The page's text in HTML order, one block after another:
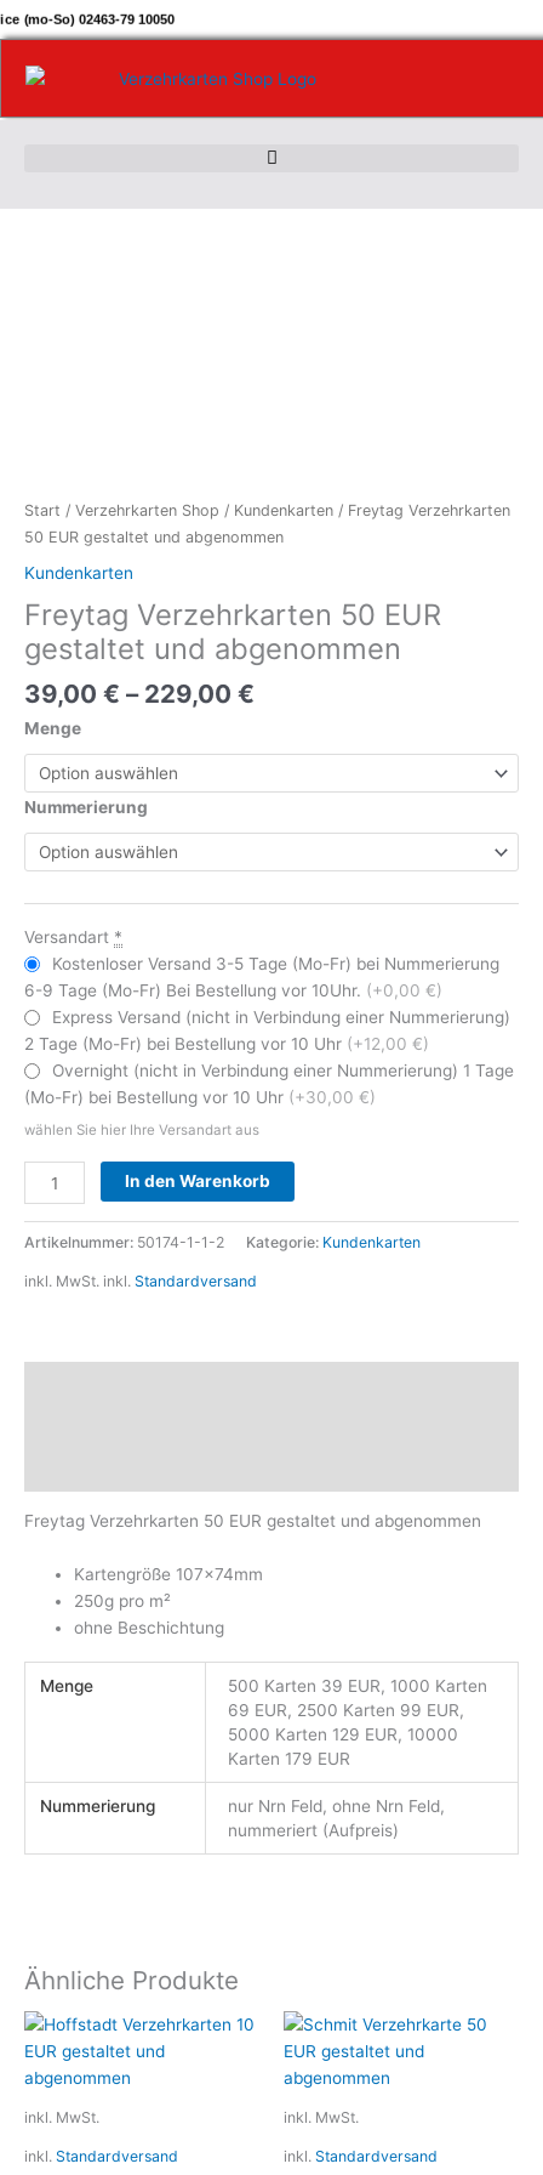
Zum
Inhalt
springen
(mo-So) 02463-79 10050
Start / Verzehrkarten Shop / Kundenkarten / Freytag Verzehrkarten
50 EUR gestaltet und abgenommen
Kundenkarten
Freytag Verzehrkarten 50 EUR
gestaltet und abgenommen
39,00 € – 229,00 €
Menge
Nummerierung
Versandart *
Kostenloser Versand 3-5 Tage (Mo-Fr) bei Nummerierung
6-9 Tage (Mo-Fr) Bei Bestellung vor 10Uhr. (+0,00 €)
Express Versand (nicht in Verbindung einer Nummerierung)
2 Tage (Mo-Fr) bei Bestellung vor 10 Uhr (+12,00 €)
Overnight (nicht in Verbindung einer Nummerierung) 1 Tage
(Mo-Fr) bei Bestellung vor 10 Uhr (+30,00 €)
wählen Sie hier Ihre Versandart aus
In den Warenkorb
Artikelnummer: 50174-1-1-2 Kategorie: Kundenkarten
inkl. MwSt. inkl. Standardversand
Freytag Verzehrkarten 50 EUR gestaltet und abgenommen
Kartengröße 107x74mm
250g pro m²
ohne Beschichtung
Menge
500 Karten 39 EUR, 1000 Karten
69 EUR, 2500 Karten 99 EUR,
5000 Karten 129 EUR, 10000
Karten 179 EUR
Nummerierung
nur Nrn Feld, ohne Nrn Feld,
nummeriert (Aufpreis)
Ähnliche Produkte
inkl. MwSt.
inkl. Standardversand
Dieses
inkl. MwSt.
inkl. Standardversand
Dieses